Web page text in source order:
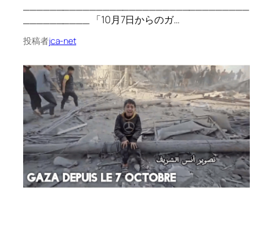
__________ 「10月7日からのガ…
投稿者jca-net